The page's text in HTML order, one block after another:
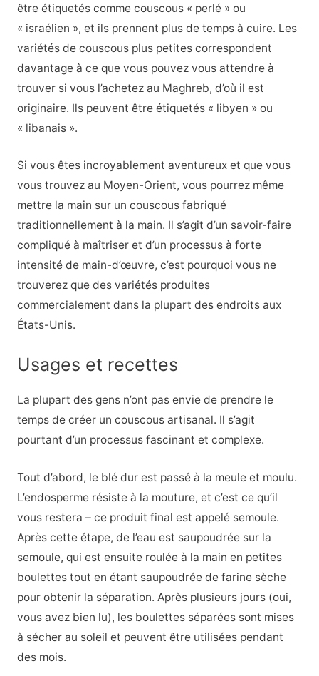
être étiquetés comme couscous « perlé » ou
« israélien », et ils prennent plus de temps à cuire. Les
variétés de couscous plus petites correspondent
davantage à ce que vous pouvez vous attendre à
trouver si vous l’achetez au Maghreb, d’où il est
originaire. Ils peuvent être étiquetés « libyen » ou
« libanais ».
Si vous êtes incroyablement aventureux et que vous
vous trouvez au Moyen-Orient, vous pourrez même
mettre la main sur un couscous fabriqué
traditionnellement à la main. Il s’agit d’un savoir-faire
compliqué à maîtriser et d’un processus à forte
intensité de main-d’œuvre, c’est pourquoi vous ne
trouverez que des variétés produites
commercialement dans la plupart des endroits aux
États-Unis.
Usages et recettes
La plupart des gens n’ont pas envie de prendre le
temps de créer un couscous artisanal. Il s’agit
pourtant d’un processus fascinant et complexe.
Tout d’abord, le blé dur est passé à la meule et moulu.
L’endosperme résiste à la mouture, et c’est ce qu’il
vous restera – ce produit final est appelé semoule.
Après cette étape, de l’eau est saupoudrée sur la
semoule, qui est ensuite roulée à la main en petites
boulettes tout en étant saupoudrée de farine sèche
pour obtenir la séparation. Après plusieurs jours (oui,
vous avez bien lu), les boulettes séparées sont mises
à sécher au soleil et peuvent être utilisées pendant
des mois.